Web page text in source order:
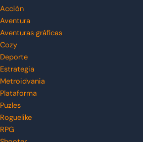
Acción
Aventura
Aventuras gráficas
Cozy
Deporte
Estrategia
Metroidvania
Plataforma
Puzles
Roguelike
RPG